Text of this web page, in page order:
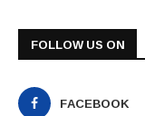
FOLLOW US ON
FACEBOOK